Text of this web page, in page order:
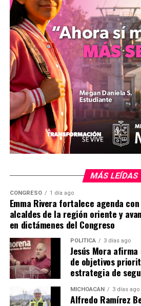
participación de cuatro elementos
mizitacuaro
Comparte con:
Me gusta esto:
RELATED TOPICS:
UP NEXT
Fuerzas de seguridad detienen a
armamento en Nuevo Parangaricutiro
DON'T MISS
MÁS LEÍDAS
CONGRESO 1 día ago
Emma Rivera fortalece agenda con
alcaldes de la región oriente y
en dictámenes del Congreso
POLÍTICA 3 días ago
Jesús Mora
de objetivos
estrategia de
MICHOACÁN 3 días ago
Alfredo Ramírez